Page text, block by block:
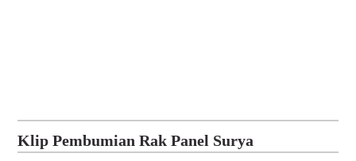
Klip Pembumian Rak Panel Surya